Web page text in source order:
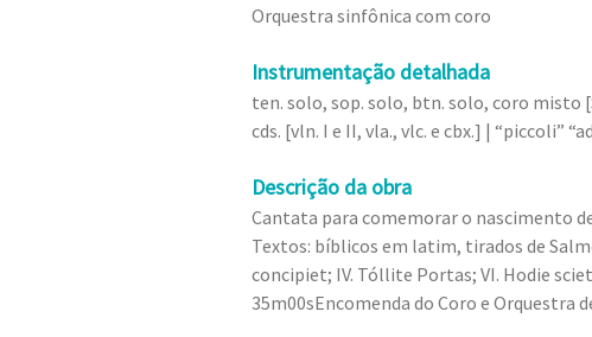
Orquestra sinfônica com coro
Instrumentação detalhada
ten. solo, sop. solo, btn. solo, coro misto
cds. [vln. I e II, vla., vlc. e cbx.] | “piccoli”
Descrição da obra
Cantata para comemorar o nascimento
Textos: bíblicos em latim, tirados de
concipiet; IV. Tóllite Portas; VI. Hodie
35m00sEncomenda do Coro e Orquestra